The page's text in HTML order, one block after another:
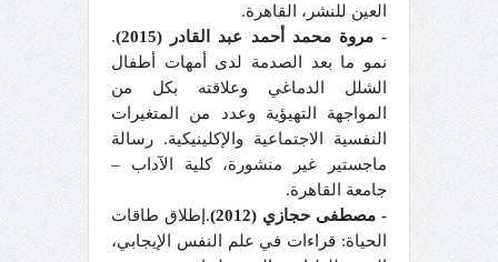
العين للنشر، القاهرة.
- مروة محمد أحمد عبد القادر (2015)
.
نمو ما بعد الصدمة لدى أمهات أطفال
الشلل الدماغي وعلاقته بكل من
المواجهة التهيؤية وعدد من المتغيرات
النفسية الاجتماعية والإكلينيكية. رسالة
ماجستير غير منشورة، كلية الآداب –
جامعة القاهرة.
- مصطفى حجازي (2012)
.إطلاق طاقات
الحياة: قراءات في علم النفس الإيجابي،